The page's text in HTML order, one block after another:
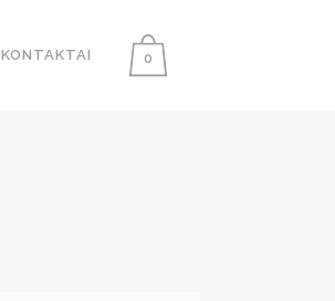
0
KONTAKTAI